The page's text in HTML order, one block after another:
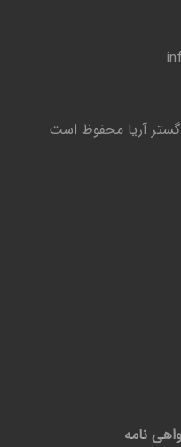
آریا محفوظ است
نامه